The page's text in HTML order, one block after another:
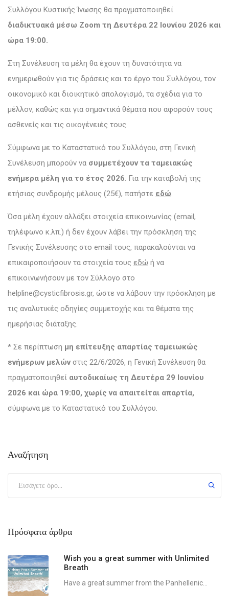
Συλλόγου Κυστικής Ίνωσης θα πραγματοποιηθεί
διαδικτυακά μέσω Zoom τη Δευτέρα 22 Ιουνίου 2026 και
ώρα 19:00.
Στη Συνέλευση τα μέλη θα έχουν τη δυνατότητα να
ενημερωθούν για τις δράσεις και το έργο του Συλλόγου, τον
οικονομικό και διοικητικό απολογισμό, τα σχέδια για το
μέλλον, καθώς και για σημαντικά θέματα που αφορούν τους
ασθενείς και τις οικογένειές τους.
Σύμφωνα με το Καταστατικό του Συλλόγου, στη Γενική
Συνέλευση μπορούν να συμμετέχουν τα ταμειακώς
ενήμερα μέλη για το έτος 2026. Για την καταβολή της
ετήσιας συνδρομής μέλους (25€), πατήστε εδώ.
Όσα μέλη έχουν αλλάξει στοιχεία επικοινωνίας (email,
τηλέφωνο κ.λπ.) ή δεν έχουν λάβει την πρόσκληση της
Γενικής Συνέλευσης στο email τους, παρακαλούνται να
επικαιροποιήσουν τα στοιχεία τους εδώ ή να
επικοινωνήσουν με τον Σύλλογο στο
helpline@cysticfibrosis.gr, ώστε να λάβουν την πρόσκληση με
τις αναλυτικές οδηγίες συμμετοχής και τα θέματα της
ημερήσιας διάταξης.
* Σε περίπτωση μη επίτευξης απαρτίας ταμειωκώς
ενήμερων μελών στις 22/6/2026, η Γενική Συνέλευση θα
πραγματοποιηθεί αυτοδικαίως τη Δευτέρα 29 Ιουνίου
2026 και ώρα 19:00, χωρίς να απαιτείται απαρτία,
σύμφωνα με το Καταστατικό του Συλλόγου.
Αναζήτηση
Πρόσφατα άρθρα
Wish you a great summer with Unlimited
Breath
Have a great summer from the Panhellenic...